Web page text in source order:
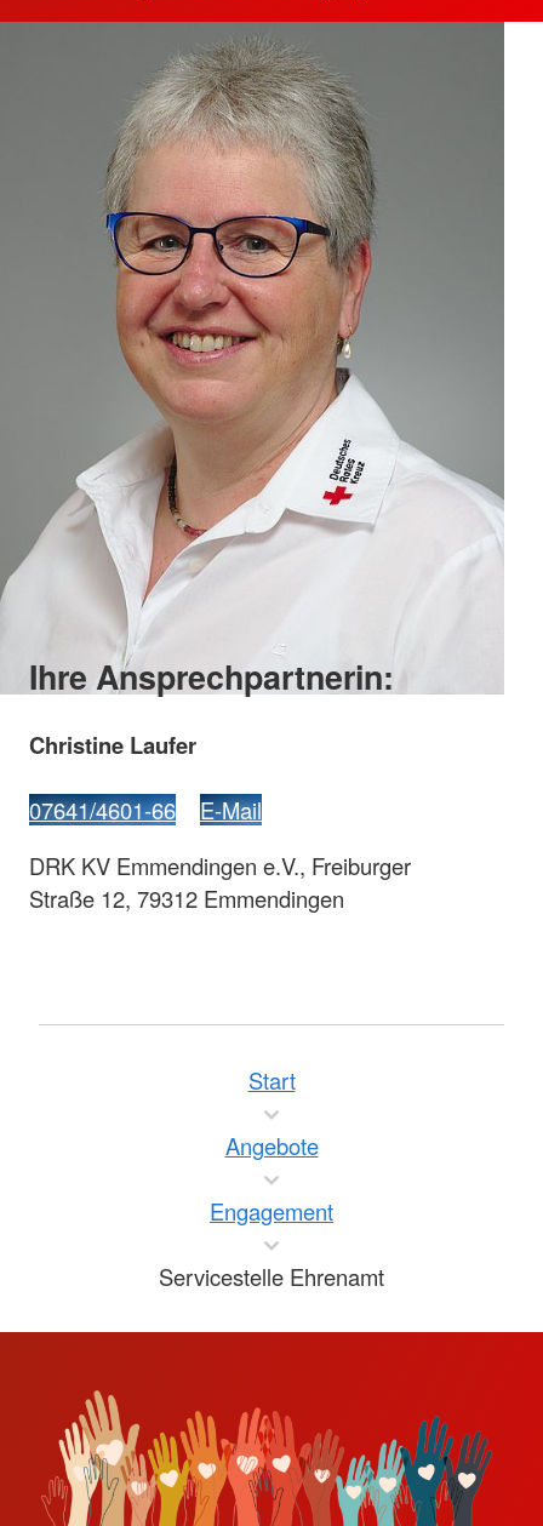
Ihre Ansprechpartnerin:
Christine Laufer
07641/4601-66
E-Mail
DRK KV Emmendingen e.V., Freiburger
Straße 12, 79312 Emmendingen
Start
Angebote
Engagement
Servicestelle Ehrenamt